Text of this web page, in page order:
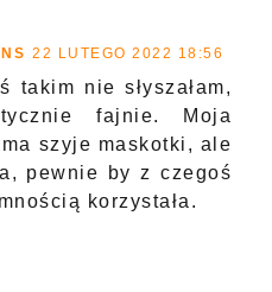
22 LUTEGO 2022 18:56
takim nie słyszałam,
fajnie. Moja
szyje maskotki, ale
pewnie by z czegoś
korzystała.